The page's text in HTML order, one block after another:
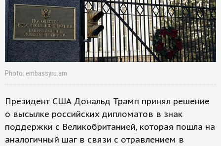
Photo: embassyru.am
Президент США Дональд Трамп принял решение
о высылке российских дипломатов в знак
поддержки с Великобританией, которая пошла на
аналогичный шаг в связи с отравлением в